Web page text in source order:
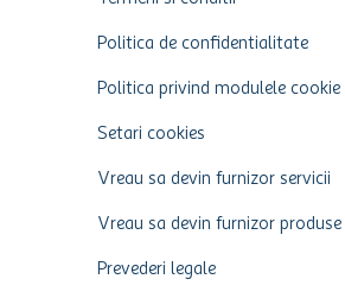
Politica de confidentialitate
Politica privind modulele cookie
Setari cookies
Vreau sa devin furnizor servicii
Vreau sa devin furnizor produse
Prevederi legale